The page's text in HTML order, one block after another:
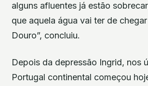
alguns afluentes já estão
que aquela água vai ter de
Douro”, concluiu.
Depois da depressão Ingrid, nos
Portugal continental começou